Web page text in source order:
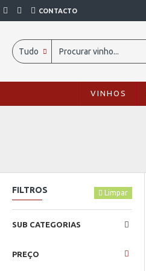
CONTACTO
Tudo
VINHOS
FILTROS Limpar
PREÇO
SUB CATEGORIAS